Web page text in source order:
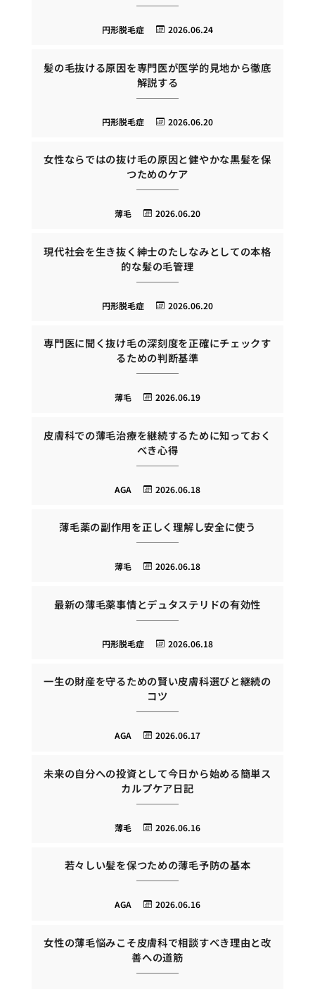
2026.06.24
円形脱毛症
髪の毛抜ける原因を専門医が医学的見地から徹底
解説する
2026.06.20
円形脱毛症
女性ならではの抜け毛の原因と健やかな黒髪を保
つためのケア
2026.06.20
薄毛
現代社会を生き抜く紳士のたしなみとしての本格
的な髪の毛管理
2026.06.20
円形脱毛症
専門医に聞く抜け毛の深刻度を正確にチェックす
るための判断基準
2026.06.19
薄毛
皮膚科での薄毛治療を継続するために知っておく
べき心得
2026.06.18
AGA
薄毛薬の副作用を正しく理解し安全に使う
2026.06.18
薄毛
最新の薄毛薬事情とデュタステリドの有効性
2026.06.18
円形脱毛症
一生の財産を守るための賢い皮膚科選びと継続の
コツ
2026.06.17
AGA
未来の自分への投資として今日から始める簡単ス
カルプケア日記
2026.06.16
薄毛
若々しい髪を保つための薄毛予防の基本
2026.06.16
AGA
女性の薄毛悩みこそ皮膚科で相談すべき理由と改
善への道筋